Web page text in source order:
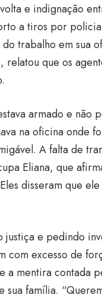
e indignação
a tiros por
trabalho em sua
relatou que os
armado e não
na oficina onde
A falta de
Eliana, que
disseram que
e pedindo
com excesso de
a mentira contada
sua família.